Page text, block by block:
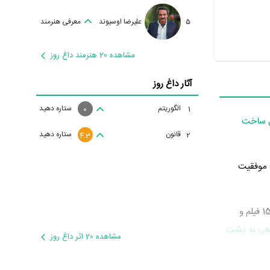
ساخت
موفقیت
فارا بخشی نژاد در سال 1393 دوره‌ی پرتلاشی را در عرصه سینما و تلویزیون گذراند و در تولید آثار مهمی حضور داشته است. او در این سال در 15 فیلم و
به پشت
5 علیرضا اوسیوند معرفی هنرمند
مشاهده 20 هنرمند داغ روز
آثار داغ روز
1 الگوریتم ستاره دهید 0
2 قانون ستاره دهید 4.3
مشاهده 20 اثر داغ روز